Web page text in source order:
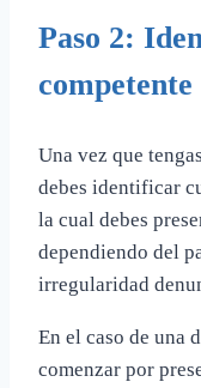
Paso 2:
competente
Una vez que
debes identificar
la cual debes
dependiendo del
irregularidad
En el caso de una
comenzar por